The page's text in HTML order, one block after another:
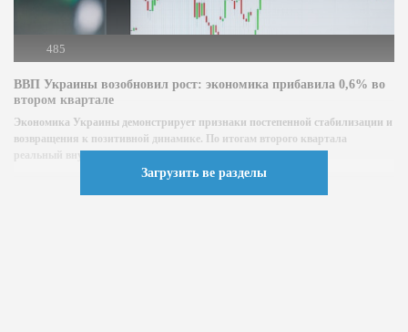
485
ВВП Украины возобновил рост: экономика прибавила 0,6% во
втором квартале
Экономика Украины демонстрирует признаки постепенной стабилизации и
возвращения к позитивной динамике. По итогам второго квартала
реальный внутренний валовой продукт (ВВП)...
Загрузить ве разделы